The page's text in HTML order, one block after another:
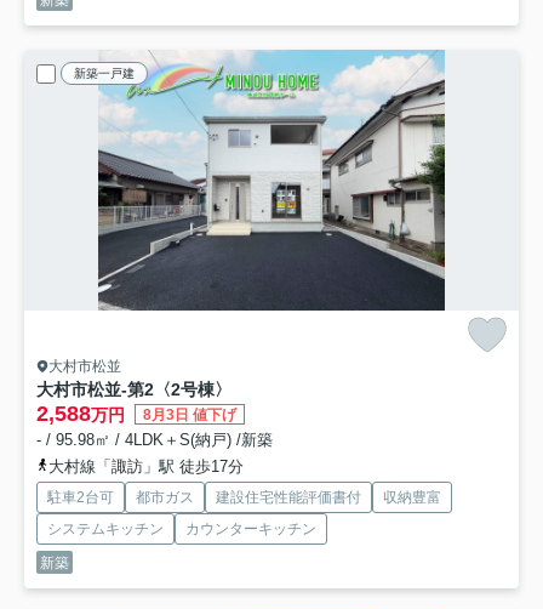
新築一戸建
大村市松並
大村市松並-第2 〈2号棟〉
2,588万円 8月3日 値下げ
- / 95.98㎡ / 4LDK＋S(納戸) /新築
大村線「諏訪」駅 徒歩17分
駐車2台可 都市ガス 建設住宅性能評価書付
収納豊富
システムキッチン
カウンターキッチン
新築